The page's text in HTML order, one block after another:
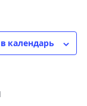
календарь